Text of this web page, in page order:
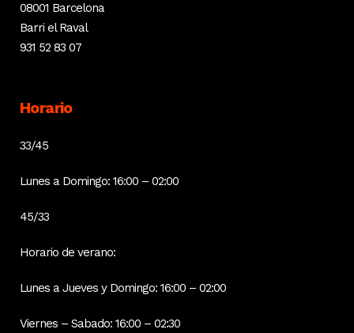
08001 Barcelona
Barri el Raval
931 52 83 07
Horario
33/45
Lunes a Domingo: 16:00 – 02:00
45/33
Horario de verano:
Lunes a Jueves y Domingo: 16:00 – 02:00
Viernes – Sabado: 16:00 – 02:30